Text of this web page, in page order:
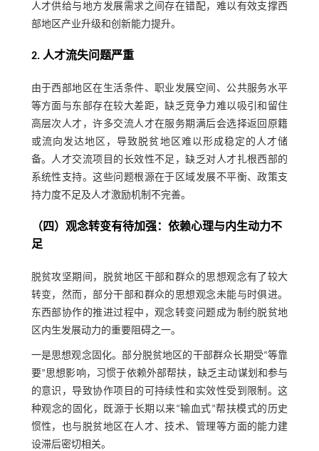
人才供给与地方发展需求之间存在错配，难以有效支撑西
部地区产业升级和创新能力提升。
2. 人才流失问题严重
由于西部地区在生活条件、职业发展空间、公共服务水平
等方面与东部存在较大差距，缺乏竞争力难以吸引和留住
高层次人才，许多交流人才在服务期满后会选择返回原籍
或流向发达地区，导致脱贫地区难以形成稳定的人才储
备。人才交流项目的长效性不足，缺乏对人才扎根西部的
系统性支持。这些问题根源在于区域发展不平衡、政策支
持力度不足及人才激励机制不完善。
（四）观念转变有待加强：依赖心理与内生动力不
足
脱贫攻坚期间，脱贫地区干部和群众的思想观念有了较大
转变，然而，部分干部和群众的思想观念未能与时俱进。
东西部协作的推进过程中，观念转变问题成为制约脱贫地
区内生发展动力的重要阻碍之一。
一是思想观念固化。部分脱贫地区的干部群众长期受“等靠
要”思想影响，习惯于依赖外部帮扶，缺乏主动谋划和参与
的意识，导致协作项目的可持续性和实效性受到限制。这
种观念的固化，既源于长期以来“输血式”帮扶模式的历史
惯性，也与脱贫地区在人才、技术、管理等方面的能力建
设滞后密切相关。